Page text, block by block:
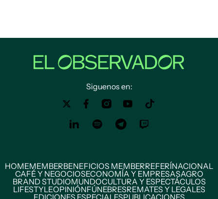
Siguenos en:
HOMEMEMBERBENEFICIOS MEMBERREFERÍNACIONAL
CAFÉ Y NEGOCIOSECONOMÍA Y EMPRESASAGRO
BRAND STUDIOMUNDOCULTURA Y ESPECTÁCULOS
LIFESTYLEOPINIÓNFÚNEBRESREMATES Y LEGALES
EDICIONES ESPECIALESPUBLICACIONES